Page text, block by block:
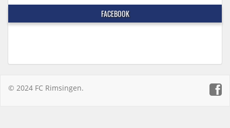
FACEBOOK
© 2024 FC Rimsingen.